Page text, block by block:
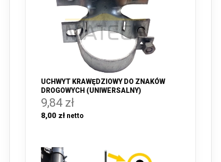
UCHWYT KRAWĘDZIOWY DO ZNAKÓW
DROGOWYCH (UNIWERSALNY)
9,84 zł
8,00 zł